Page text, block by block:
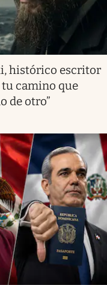
histórico escritor
tu camino que
de otro”